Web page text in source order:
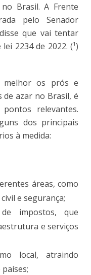
Brasil. A Frente
pelo Senador
que vai tentar
2234 de 2022. (¹)
melhor os prós e
de azar no Brasil, é
relevantes.
dos principais
à medida:
áreas, como
e segurança;
impostos, que
e serviços
local, atraindo